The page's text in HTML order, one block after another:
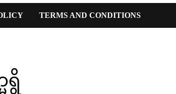
TERMS AND CONDITIONS
ရွိ